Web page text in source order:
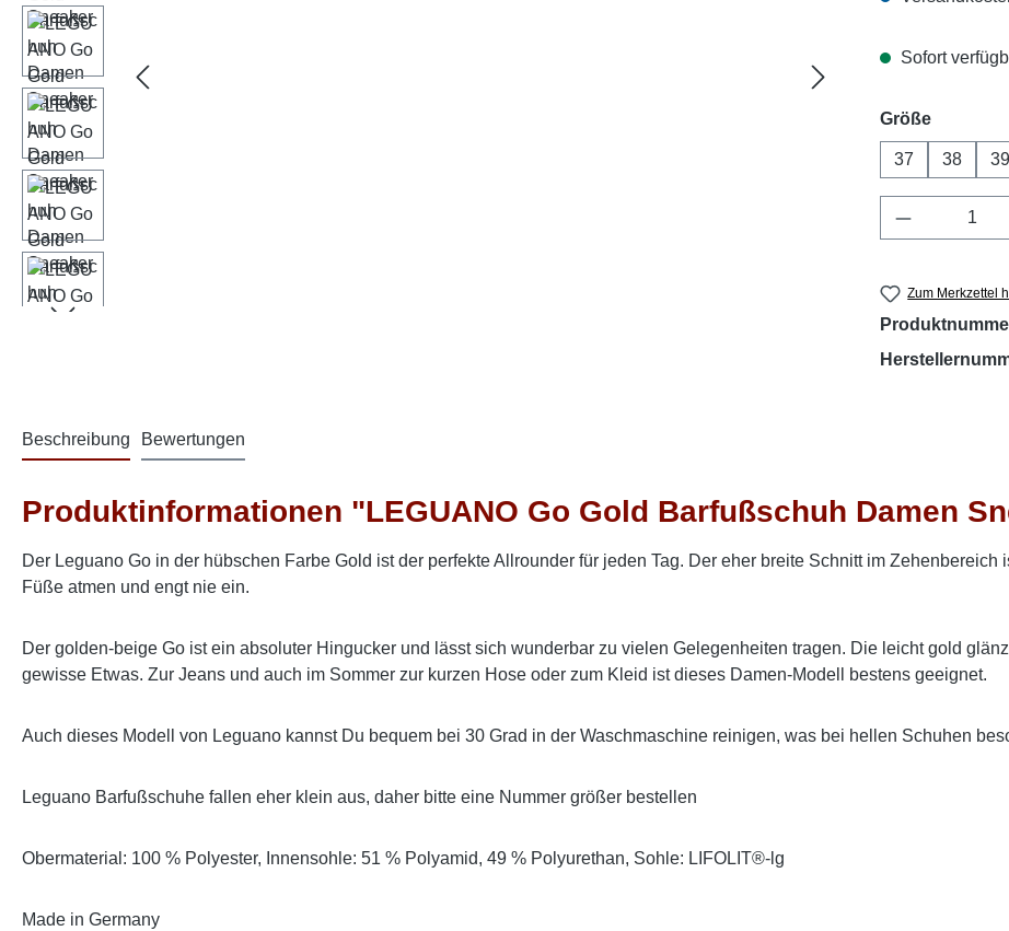
Sofort
Größe
37 38 39
Produkt
Zum Merkzettel
Beschreibung Bewertungen
Produktinformationen "LEGUANO Go Gold Barfußschuh Damen
Der Leguano Go in der hübschen Farbe Gold ist der perfekte Allrounder für jeden Tag. Der eher breite Schnitt im
Füße atmen und engt nie ein.
Der golden-beige Go ist ein absoluter Hingucker und lässt sich wunderbar zu vielen Gelegenheiten tragen. Die leicht gold
gewisse Etwas. Zur Jeans und auch im Sommer zur kurzen Hose oder zum Kleid ist dieses Damen-Modell bestens geeignet.
Auch dieses Modell von Leguano kannst Du bequem bei 30 Grad in der Waschmaschine reinigen, was bei hellen Schuhen
Leguano Barfußschuhe fallen eher klein aus, daher bitte eine Nummer größer bestellen
Obermaterial: 100 % Polyester, Innensohle: 51 % Polyamid, 49 % Polyurethan, Sohle: LIFOLIT®-lg
Made in Germany